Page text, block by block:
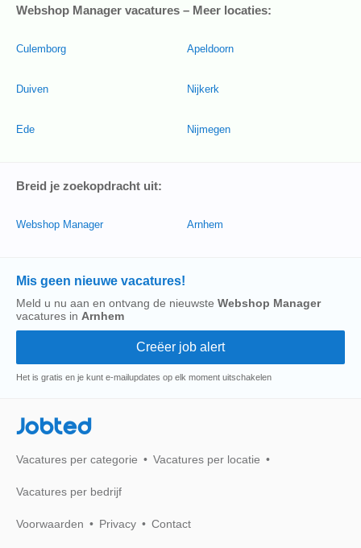
Webshop Manager vacatures – Meer locaties:
Culemborg
Duiven
Ede
Apeldoorn
Nijkerk
Nijmegen
Breid je zoekopdracht uit:
Webshop Manager Arnhem
Mis geen nieuwe vacatures!
Meld u nu aan en ontvang de nieuwste Webshop Manager
vacatures in Arnhem
Het is gratis en je kunt e-mailupdates op elk moment uitschakelen
Jobted
Vacatures per categorie Vacatures per locatie
Vacatures per bedrijf
Voorwaarden Privacy Contact